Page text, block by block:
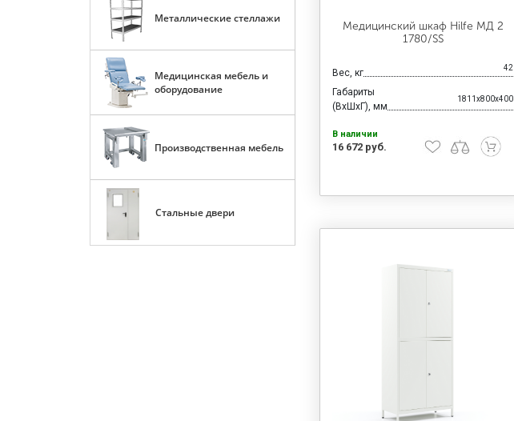
Металлические стеллажи
Медицинская мебель и
оборудование
Производственная мебель
Стальные двери
Медицинский шкаф Hilfe МД 2
1780/SS
Вес, кг 42
Габариты
(ВхШхГ), мм
1811x800x400
В наличии
16 672 руб.